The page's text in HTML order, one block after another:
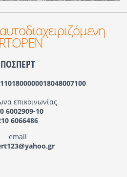
ΠΟΣΠΕΡΤ
επικοινωνίας
6002909-10
6066486
email